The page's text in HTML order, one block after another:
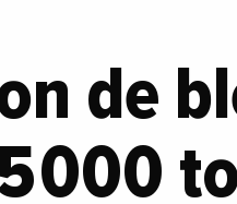
de
000